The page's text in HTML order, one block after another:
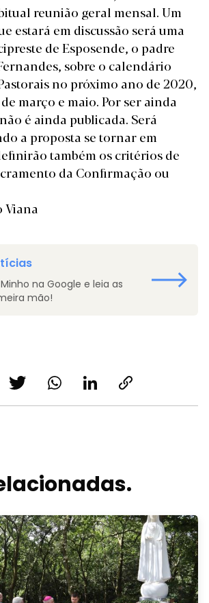
reunião geral mensal. Um
estará em discussão será uma
de Esposende, o padre
sobre o calendário
no próximo ano de 2020,
março e maio. Por ser ainda
é ainda publicada. Será
a proposta se tornar em
também os critérios de
da Confirmação ou
Viana
na Google e leia as
mão!